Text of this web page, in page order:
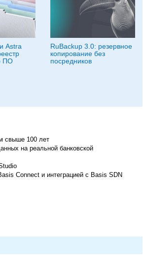
Astra
ПО
RuBackup 3.0: резервное
копирование без
посредников
свыше 100 лет
на реальной банковской
Connect и интеграцией с Basis SDN